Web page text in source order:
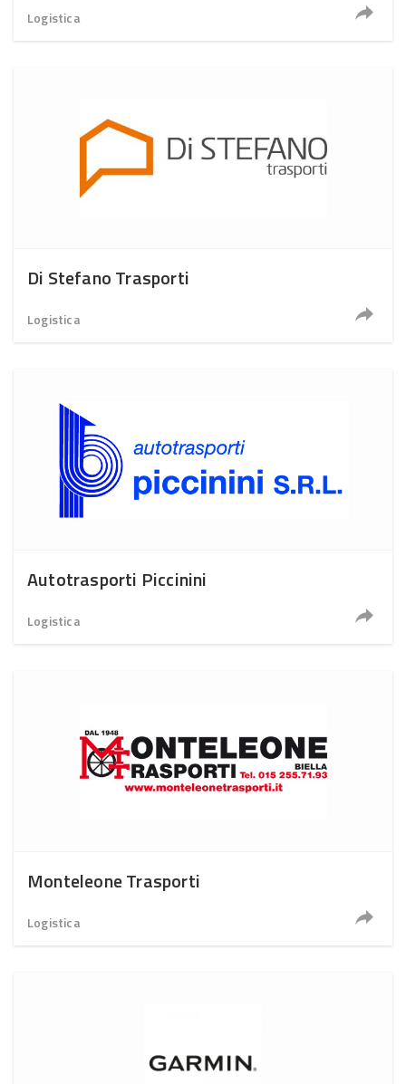
Logistica
Di Stefano Trasporti
Logistica
Autotrasporti Piccinini
Logistica
Monteleone Trasporti
Logistica